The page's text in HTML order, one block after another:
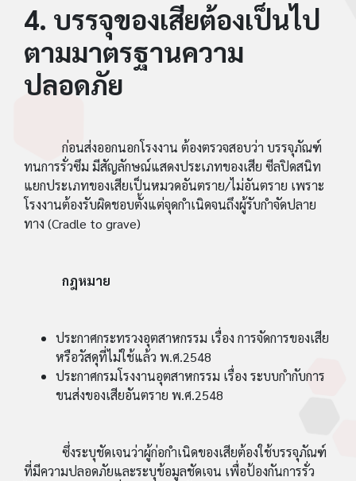
4. บรรจุของเสียต้องเป็นไป
ตามมาตรฐานความ
ปลอดภัย
ก่อนส่งออกนอกโรงงาน ต้องตรวจสอบว่า บรรจุภัณฑ์
ทนการรั่วซึม มีสัญลักษณ์แสดงประเภทของเสีย ซีลปิดสนิท
แยกประเภทของเสียเป็นหมวดอันตราย/ไม่อันตราย เพราะ
โรงงานต้องรับผิดชอบตั้งแต่จุดกำเนิดจนถึงผู้รับกำจัดปลาย
ทาง (Cradle to grave)
กฎหมาย
ประกาศกระทรวงอุตสาหกรรม เรื่อง การจัดการของเสีย
หรือวัสดุที่ไม่ใช้แล้ว พ.ศ.2548
ประกาศกรมโรงงานอุตสาหกรรม เรื่อง ระบบกำกับการ
ขนส่งของเสียอันตราย พ.ศ.2548
ซึ่งระบุชัดเจนว่าผู้ก่อกำเนิดของเสียต้องใช้บรรจุภัณฑ์
ที่มีความปลอดภัยและระบุข้อมูลชัดเจน เพื่อป้องกันการรั่ว